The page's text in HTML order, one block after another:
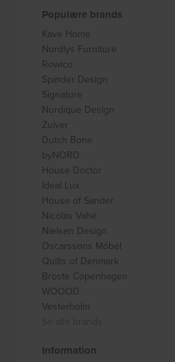
Populære brands
Kave Home
Nordlys Furniture
Rowico
Spinder Design
Signature
Nordique Design
Zuiver
Dutch Bone
byNORD
House Doctor
Ideal Lux
House of Sander
Nicolas Vahé
Nielsen Design
Oscarssons Móbel
Quilts of Denmark
Broste Copenhagen
WOOOD
Vesterholm
Information